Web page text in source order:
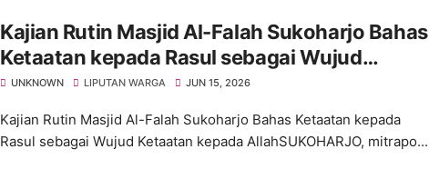
Kajian Rutin Masjid Al-Falah Sukoharjo Bahas
Ketaatan kepada Rasul sebagai Wujud
Ketaatan kepada Allah
UNKNOWN LIPUTAN WARGA JUN 15, 2026
Kajian Rutin Masjid Al-Falah Sukoharjo Bahas Ketaatan kepada
Rasul sebagai Wujud Ketaatan kepada AllahSUKOHARJO, mitrapo...